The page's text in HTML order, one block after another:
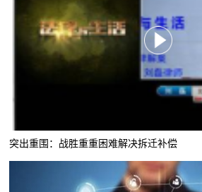
突出重围：战胜重重困难解决拆迁补偿